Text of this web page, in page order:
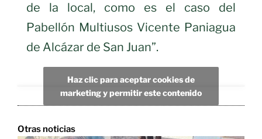
de la local, como es el caso del
Pabellón Multiusos Vicente Paniagua
de Alcázar de San Juan”.
Haz clic para aceptar cookies de
marketing y permitir este contenido
Otras noticias